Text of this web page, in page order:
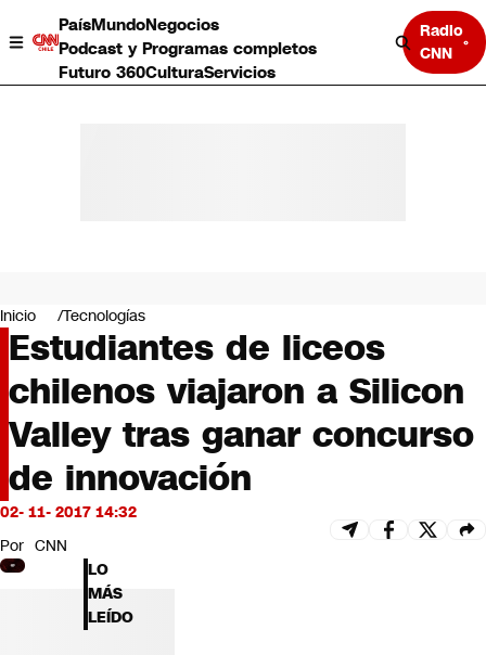
PaísMundoNegocios
Podcast y Programas completos
Futuro 360CulturaServicios
Radio
CNN
Negocios
Deportes
Programas completos
Cultura
Servicios
Bits
CNN Data
CNN tiempo
Futuro 360
Inicio Tecnologías
Estudiantes de liceos
chilenos viajaron a Silicon
Valley tras ganar concurso
de innovación
02- 11- 2017 14:32
Por CNN
LO
MÁS
LEÍDO